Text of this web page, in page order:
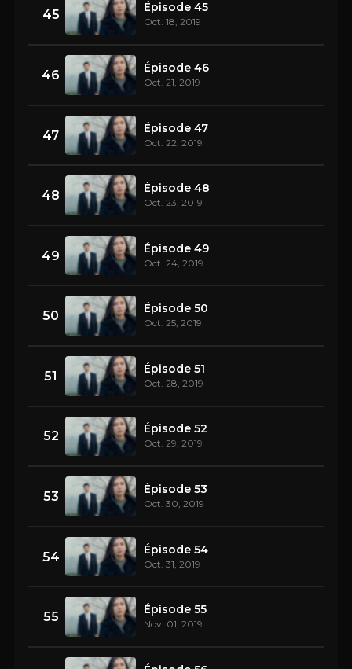
45 Épisode 45
Oct. 18, 2019
46 Épisode 46
Oct. 21, 2019
47 Épisode 47
Oct. 22, 2019
48 Épisode 48
Oct. 23, 2019
49 Épisode 49
Oct. 24, 2019
50 Épisode 50
Oct. 25, 2019
51 Épisode 51
Oct. 28, 2019
52 Épisode 52
Oct. 29, 2019
53 Épisode 53
Oct. 30, 2019
54 Épisode 54
Oct. 31, 2019
55 Épisode 55
Nov. 01, 2019